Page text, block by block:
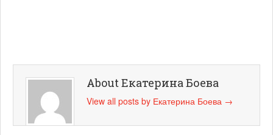
About Екатерина Боева
View all posts by Екатерина Боева →